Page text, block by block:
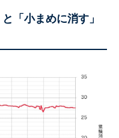
「小まめに消す」